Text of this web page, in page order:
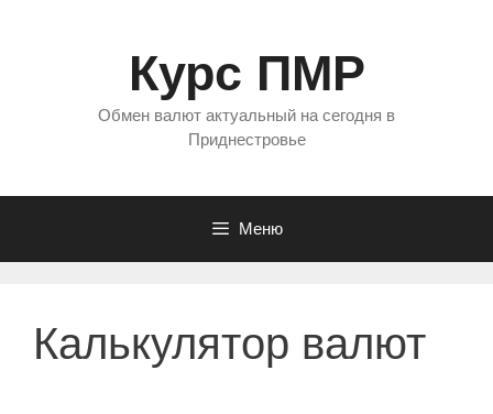
Курс ПМР
Обмен валют актуальный на сегодня в
Приднестровье
Меню
Калькулятор валют